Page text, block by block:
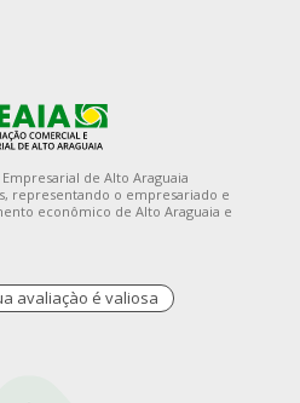
de Alto Araguaia
representando o empresariado e
econômico de Alto Araguaia e
avaliaçào é valiosa